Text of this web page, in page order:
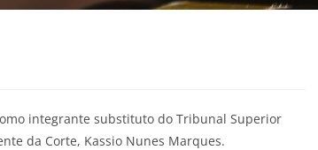
integrante substituto do Tribunal Superior
da Corte, Kassio Nunes Marques.